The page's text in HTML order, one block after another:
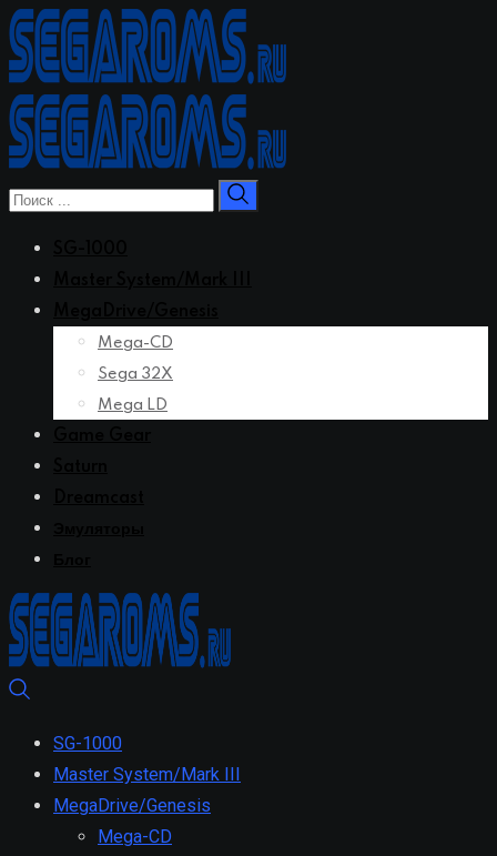
Перейти
к
контенту
Mega-CD
Sega 32X
Mega LD
SG-1000
Master System/Mark III
MegaDrive/Genesis
Mega-CD